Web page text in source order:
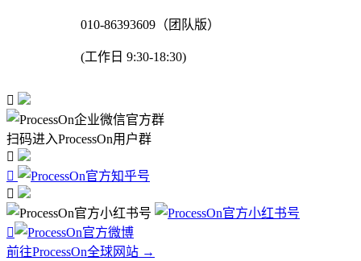
010-86393609（团队版）
(工作日 9:30-18:30)

扫码进入ProcessOn用户群




前往ProcessOn全球网站 →